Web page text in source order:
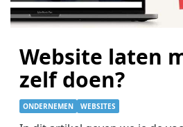
Website laten
zelf doen?
ONDERNEMEN WEBSITES